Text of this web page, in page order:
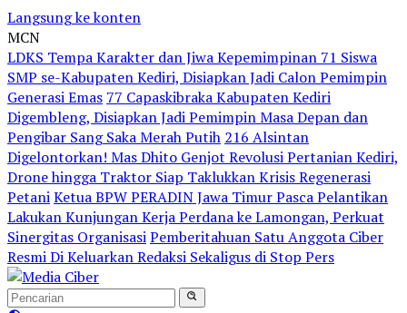
Langsung ke konten
MCN
LDKS Tempa Karakter dan Jiwa Kepemimpinan 71 Siswa
SMP se-Kabupaten Kediri, Disiapkan Jadi Calon Pemimpin
Generasi Emas 77 Capaskibraka Kabupaten Kediri
Digembleng, Disiapkan Jadi Pemimpin Masa Depan dan
Pengibar Sang Saka Merah Putih 216 Alsintan
Digelontorkan! Mas Dhito Genjot Revolusi Pertanian Kediri,
Drone hingga Traktor Siap Taklukkan Krisis Regenerasi
PetaniKetua BPW PERADIN Jawa Timur Pasca Pelantikan
Lakukan Kunjungan Kerja Perdana ke Lamongan, Perkuat
Sinergitas OrganisasiPemberitahuan Satu Anggota Ciber
Resmi Di Keluarkan Redaksi Sekaligus di Stop Pers